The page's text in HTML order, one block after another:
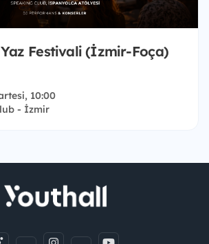
Festivali (İzmir-Foça)
10:00
- İzmir